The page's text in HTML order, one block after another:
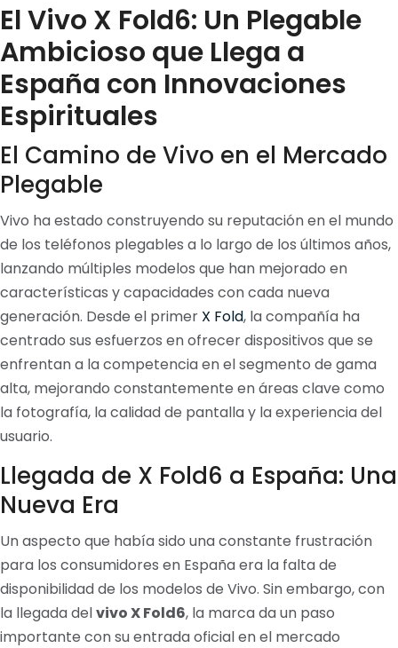
El Vivo X Fold6: Un Plegable
Ambicioso que Llega a
España con Innovaciones
Espirituales
El Camino de Vivo en el Mercado
Plegable
Vivo ha estado construyendo su reputación en el mundo
de los teléfonos plegables a lo largo de los últimos años,
lanzando múltiples modelos que han mejorado en
características y capacidades con cada nueva
generación. Desde el primer X Fold, la compañía ha
centrado sus esfuerzos en ofrecer dispositivos que se
enfrentan a la competencia en el segmento de gama
alta, mejorando constantemente en áreas clave como
la fotografía, la calidad de pantalla y la experiencia del
usuario.
Llegada de X Fold6 a España: Una
Nueva Era
Un aspecto que había sido una constante frustración
para los consumidores en España era la falta de
disponibilidad de los modelos de Vivo. Sin embargo, con
la llegada delvivo X Fold6, la marca da un paso
importante con su entrada oficial en el mercado